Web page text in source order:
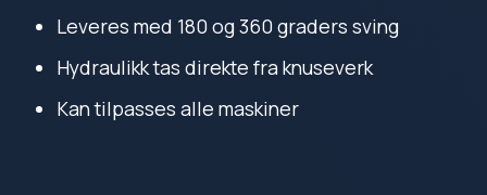
Leveres med 180 og 360 graders sving
Hydraulikk tas direkte fra knuseverk
Kan tilpasses alle maskiner